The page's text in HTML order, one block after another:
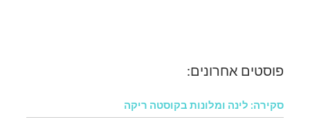
פוסטים אחרונים:
סקירה: לינה ומלונות בקוסטה ריקה